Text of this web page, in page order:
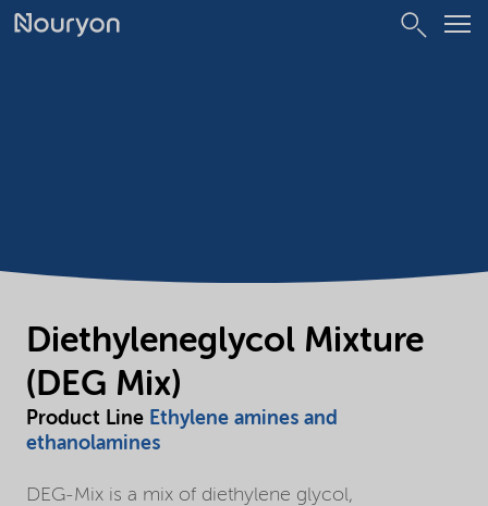
Diethyleneglycol Mixture
(DEG Mix)
Product Line Ethylene amines and
ethanolamines
DEG-Mix is a mix of diethylene glycol,